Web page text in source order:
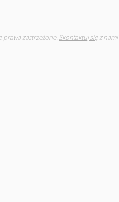
prawa zastrzeżone. Skontaktuj sięz nami